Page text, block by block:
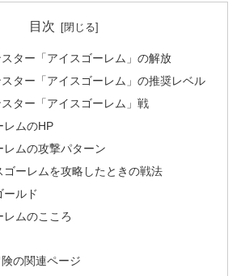
目次
ター「アイスゴーレム」の解放
ター「アイスゴーレム」の推奨レベル
ター「アイスゴーレム」戦
レムのHP
レムの攻撃パターン
ゴーレムを攻略したときの戦法
ールド
レムのこころ
の関連ページ